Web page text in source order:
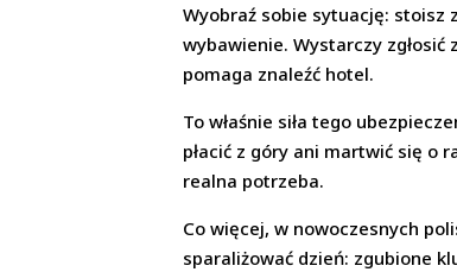
Wyobraź sobie sytuację: stoisz
wybawienie. Wystarczy
pomaga znaleźć hotel.
To właśnie siła tego
płacić z góry ani martwić się o
realna potrzeba.
Co więcej, w nowoczesnych
sparaliżować dzień: zgubione